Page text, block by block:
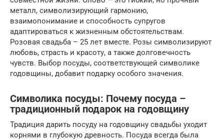
металл, символизирующий гармонию,
взаимопонимание и способность супругов
адаптироваться к жизненным обстоятельствам.
Розовая свадьба – 25 лет вместе. Розы символизируют
любовь, страсть и красоту, а также долговечность
чувств. Выбор посуды, соответствующей символике
годовщины, добавит подарку особого значения.
Символика посуды: Почему посуда –
традиционный подарок на годовщину
Традиция дарить посуду на годовщину свадьбы уходит
корнями в глубокую древность. Посуда всегда была